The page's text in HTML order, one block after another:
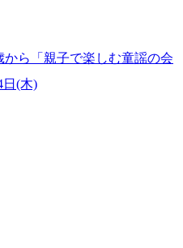
ら「親子で楽しむ童謡の会
日(木)